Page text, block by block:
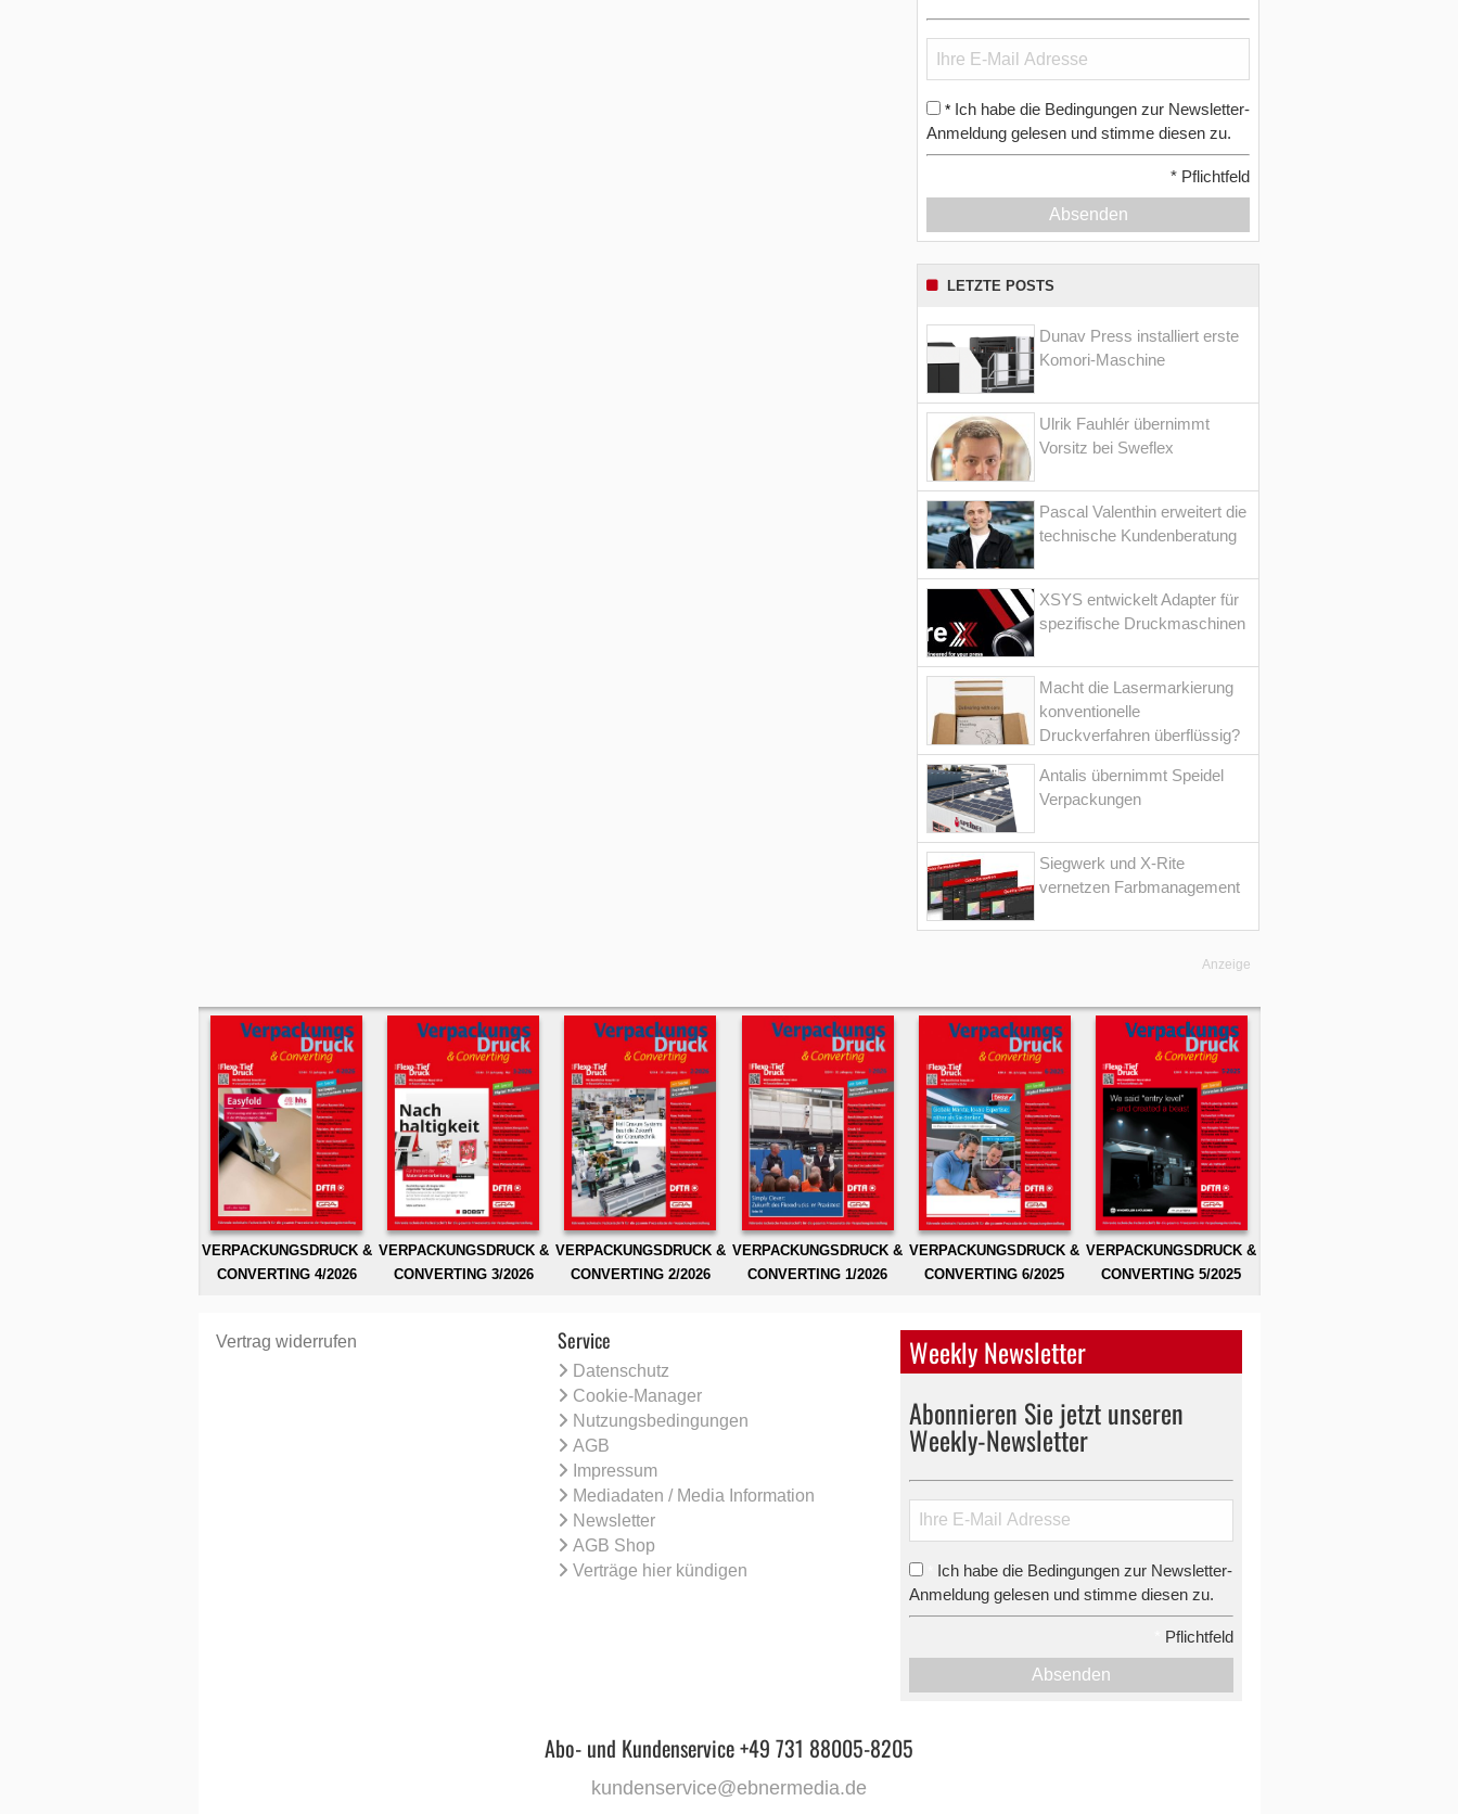
* Ich habe die Bedingungen zur Newsletter-
Anmeldung gelesen und stimme diesen zu.
* Pflichtfeld
Absenden
LETZTE POSTS
Dunav Press installiert erste
Komori-Maschine
Ulrik Fauhlér übernimmt
Vorsitz bei Sweflex
Pascal Valenthin erweitert die
technische Kundenberatung
XSYS entwickelt Adapter für
spezifische Druckmaschinen
Macht die Lasermarkierung
konventionelle
Druckverfahren überflüssig?
Antalis übernimmt Speidel
Verpackungen
Siegwerk und X-Rite
vernetzen Farbmanagement
Anzeige
VERPACKUNGSDRUCK &
CONVERTING 4/2026
VERPACKUNGSDRUCK &
CONVERTING 3/2026
VERPACKUNGSDRUCK &
CONVERTING 2/2026
VERPACKUNGSDRUCK &
CONVERTING 1/2026
VERPACKUNGSDRUCK &
CONVERTING 6/2025
VERPACKUNGSDRUCK &
CONVERTING 5/2025
Vertrag widerrufen Service
Datenschutz
Cookie-Manager
Nutzungsbedingungen
AGB
Impressum
Mediadaten / Media Information
Newsletter
AGB Shop
Verträge hier kündigen
Weekly Newsletter
Abonnieren Sie jetzt unseren
Weekly-Newsletter
Ich habe die Bedingungen zur Newsletter-
Anmeldung gelesen und stimme diesen zu.
Pflichtfeld
Absenden
Abo- und Kundenservice +49 731 88005-8205
kundenservice@ebnermedia.de